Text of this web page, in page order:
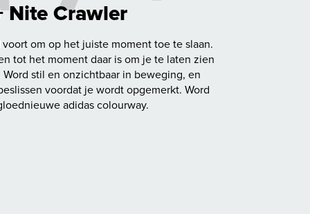
Nite Crawler
om op het juiste moment toe te slaan.
tot het moment daar is om je te laten zien
stil en onzichtbaar in beweging, en
voordat je wordt opgemerkt. Word
adidas colourway.